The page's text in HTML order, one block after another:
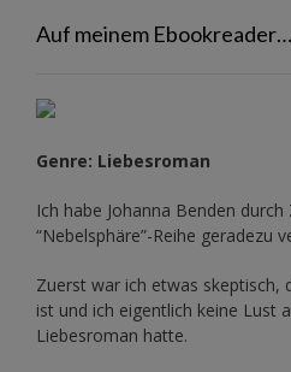
Auf meinem Ebookreader…
Genre: Liebesroman
Ich habe Johanna Benden
“Nebelsphäre”-Reihe geradezu
Zuerst war ich etwas skeptisch,
ist und ich eigentlich keine Lust
Liebesroman hatte.